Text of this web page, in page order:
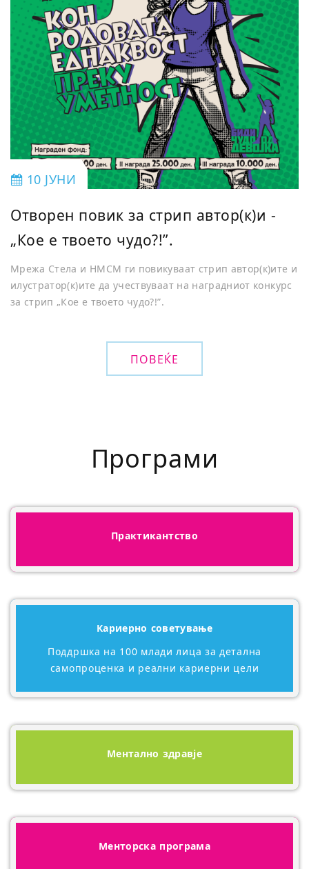
10 ЈУНИ
Отворен повик за стрип автор(к)и -
„Кое е твоето чудо?!”.
Мрежа Стела и НМСМ ги повикуваат стрип автор(к)ите и
илустратор(к)ите да учествуваат на наградниот конкурс
за стрип „Кое е твоето чудо?!”.
ПОВЕЌЕ
Програми
Практикантство
Кариерно советување
Поддршка на 100 млади лица за детална
самопроценка и реални кариерни цели
Ментално здравје
Менторска програма